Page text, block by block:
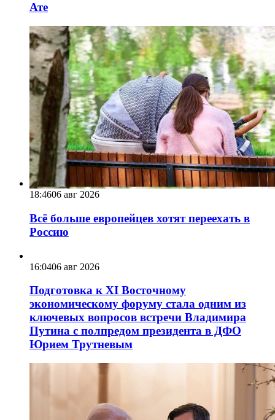
Ате
18:4606 авг 2026
Всё больше европейцев хотят переехать в
Россию
16:0406 авг 2026
Подготовка к XI Восточному
экономическому форуму стала одним из
ключевых вопросов встречи Владимира
Путина с полпредом президента в ДФО
Юрием Трутневым